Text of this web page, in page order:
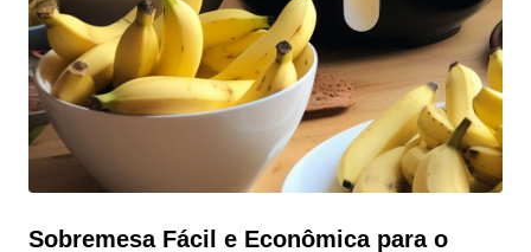
Sobremesa Fácil e Econômica para o